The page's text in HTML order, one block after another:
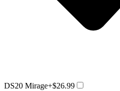
DS20 Mirage+$26.99